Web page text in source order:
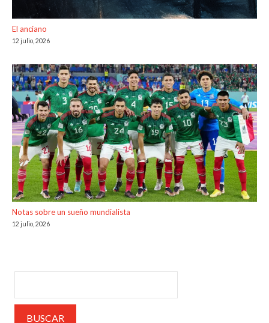
El anciano
12 julio, 2026
Notas sobre un sueño mundialista
12 julio, 2026